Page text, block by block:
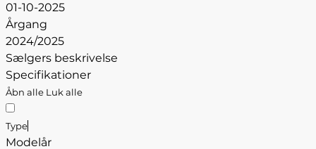
01-10-2025
Årgang
2024/2025
Sælgers beskrivelse
Specifikationer
Åbn alle Luk alle
Type
Modelår